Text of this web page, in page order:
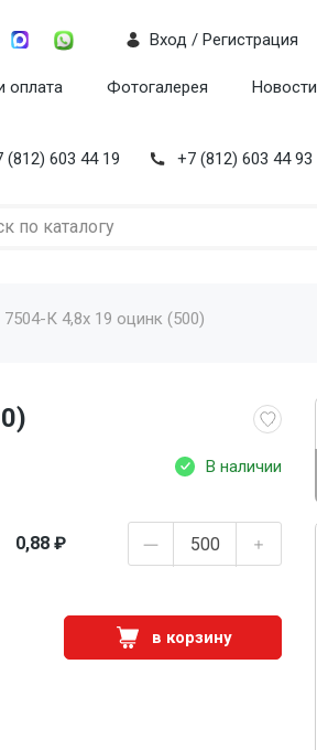
оплата Фотогалерея Новости
Вход / Регистрация
(812) 603 44 19 +7 (812) 603 44 93
К 4,8x 19 оцинк (500)
В наличии
0,88 ₽
в корзину